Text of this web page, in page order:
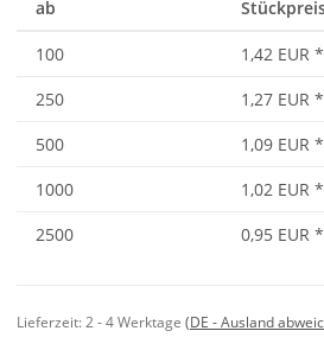
ab
100 1,42 EUR *
250
1,27 EUR *
500
1,09 EUR *
1000
1,02 EUR *
2500
0,95 EUR *
Lieferzeit:2 - 4 Werktage (DE - Ausland